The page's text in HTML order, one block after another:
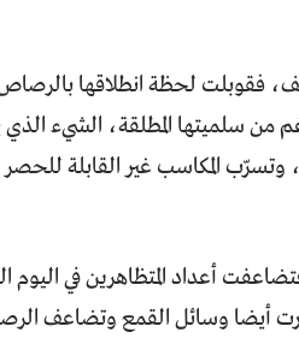
فقوبلت لحظة انطلاقها
من سلميتها المطلقة، الشيء
وتسرّب المكاسب غير القابلة
أعداد المتظاهرين في اليوم
أيضا وسائل القمع وتضاعف